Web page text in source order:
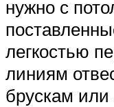
нужно с
легкостью
линиям
брускам